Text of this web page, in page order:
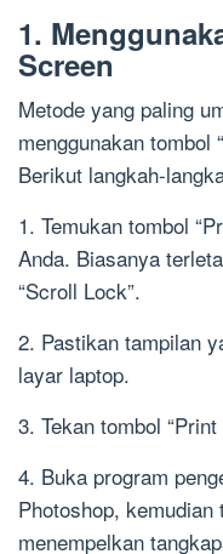
1.
Screen
Metode yang paling
menggunakan tombol
Berikut langkah-
1. Temukan tombol
Anda. Biasanya
“Scroll Lock”.
2. Pastikan tampilan
layar laptop.
3. Tekan tombol “Print
4. Buka program
Photoshop, kemudian
menempelkan